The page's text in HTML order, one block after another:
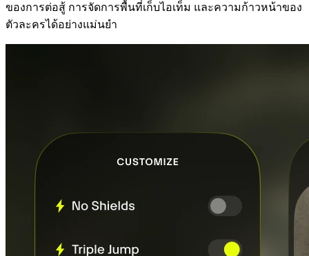
ของการต่อสู้ การจัดการพื้นที่เก็บไอเท็ม และความก้าวหน้าของ
ตัวละครได้อย่างแม่นยำ